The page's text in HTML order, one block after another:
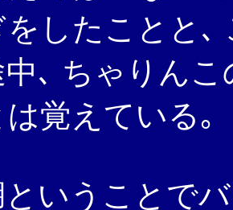
したことと､
中､ ちゃりん
覚えている｡
ということで